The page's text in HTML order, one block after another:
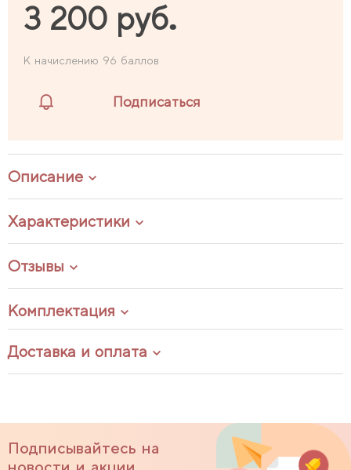
3 200 руб.
К начислению 96 баллов
Подписаться
Описание
Характеристики
Отзывы
Комплектация
Доставка и оплата
Подписывайтесь на